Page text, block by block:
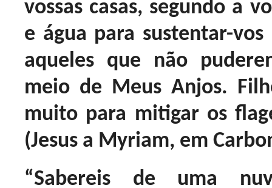
vossas casas, segundo a
e água para sustentar-
aqueles que não
meio de Meus Anjos.
muito para mitigar os
(Jesus a Myriam, em
“Sabereis de uma